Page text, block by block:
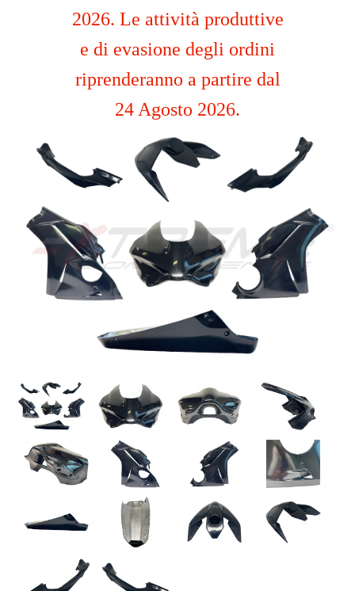
2026. Le attività produttive
e di evasione degli ordini
riprenderanno a partire dal
24 Agosto 2026.